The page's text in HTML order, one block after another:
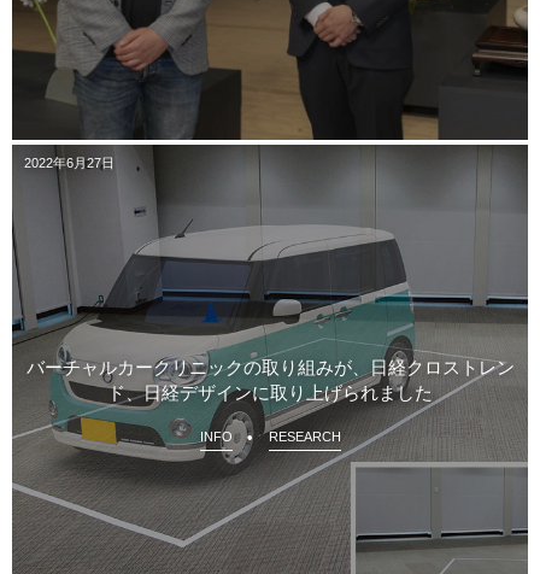
2022年6月27日
バーチャルカークリニックの取り組みが、日経クロストレン
ド、日経デザインに取り上げられました
INFO RESEARCH